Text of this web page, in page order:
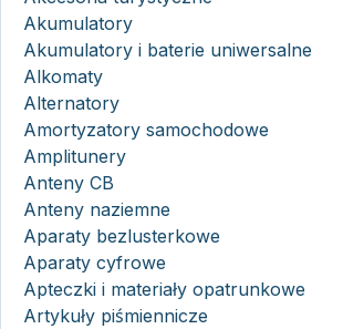
Akumulatory
Akumulatory i baterie uniwersalne
Alkomaty
Alternatory
Amortyzatory samochodowe
Amplitunery
Anteny CB
Anteny naziemne
Aparaty bezlusterkowe
Aparaty cyfrowe
Apteczki i materiały opatrunkowe
Artykuły piśmiennicze